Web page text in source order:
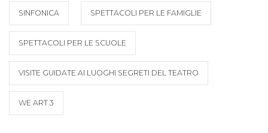
SINFONICA SPETTACOLI PER LE FAMIGLIE
SPETTACOLI PER LE SCUOLE
VISITE GUIDATE AI LUOGHI SEGRETI DEL TEATRO
WE ART 3